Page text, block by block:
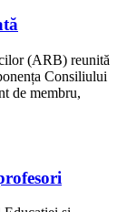
(ARB) reunită
Consiliului
de membru,